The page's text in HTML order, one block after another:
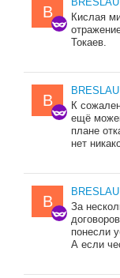
B
Кислая
Токаев.
B
BRESLAU
К
ещё
плане
нет
B
BRESLAU
За
понесли
А если